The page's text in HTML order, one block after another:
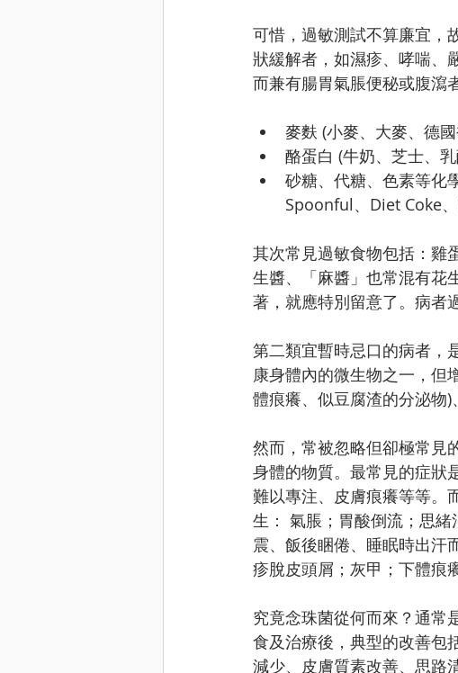
可惜，過敏測試不算廉宜，
狀緩解者，如濕疹、哮喘、
而兼有腸胃氣脹便秘或腹瀉
麥麩 (小麥、大麥、德
酪蛋白 (牛奶、芝士、
砂糖、代糖、色素等化
Spoonful、Diet Coke
其次常見過敏食物包括：雞
生醬、「麻醬」也常混有花
著，就應特別留意了。病者
第二類宜暫時忌口的病者，
康身體內的微生物之一，但
體痕癢、似豆腐渣的分泌物)
然而，常被忽略但卻極常見
身體的物質。最常見的症狀
難以專注、皮膚痕癢等等。
生： 氣脹；胃酸倒流；思
震、飯後睏倦、睡眠時出汗
疹脫皮頭屑；灰甲；下體痕癢
究竟念珠菌從何而來？通常
食及治療後，典型的改善包
減少、皮膚質素改善、思路